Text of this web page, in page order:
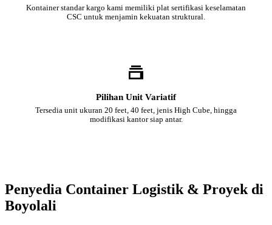
Kontainer standar kargo kami memiliki plat sertifikasi keselamatan
CSC untuk menjamin kekuatan struktural.
Pilihan Unit Variatif
Tersedia unit ukuran 20 feet, 40 feet, jenis High Cube, hingga
modifikasi kantor siap antar.
Penyedia Container Logistik & Proyek di
Boyolali